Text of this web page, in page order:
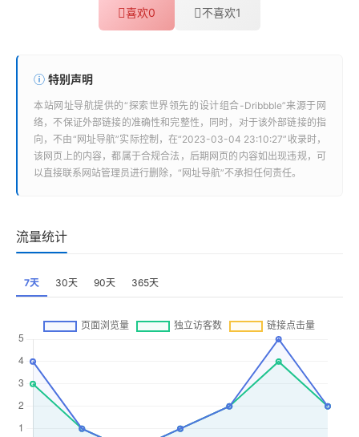
喜欢0 不喜欢1
特别声明
本站网址导航提供的“探索世界领先的设计组合-Dribbble”来源于网
络，不保证外部链接的准确性和完整性，同时，对于该外部链接的指
向，不由“ 网址导航”实际控制，在“2023-03-04 23:10:27”收录时，
该网页上的内容，都属于合规合法，后期网页的内容如出现违规，可
以直接联系网站管理员进行删除，“ 网址导航”不承担任何责任。
流量统计
7天 30天 90天 365天